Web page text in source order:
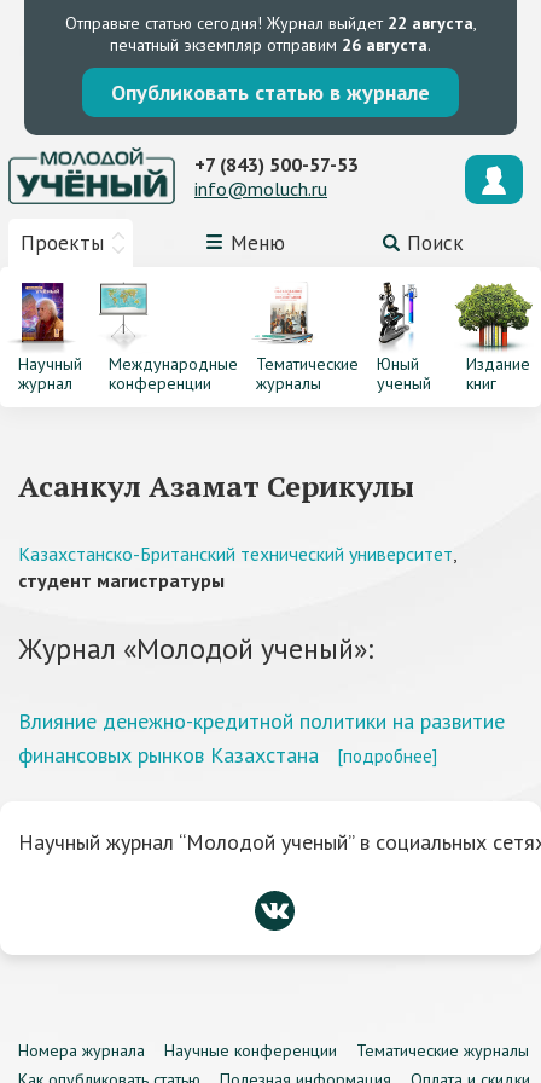
Отправьте статью сегодня! Журнал выйдет 22 августа,
печатный экземпляр отправим 26 августа.
Опубликовать статью в журнале
Проекты Меню Поиск
+7 (843) 500-57-53
info@moluch.ru
Научный
журнал
Международные
конференции
Тематические
журналы
Юный
ученый
Издание
книг
Асанкул Азамат Серикулы
Казахстанско-Британский технический университет,
студент магистратуры
Журнал «Молодой ученый»:
Влияние денежно-кредитной политики на развитие
финансовых рынков Казахстана
[подробнее]
Научный журнал “Молодой ученый” в социальных
Номера журнала Научные конференции
Тематические журналы